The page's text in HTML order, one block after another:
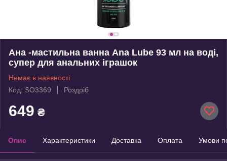
Ана -мастильна ванна Ana Lube 93 мл на воді,
супер для анальних іграшок
Немає в наявності
Код: SO3369
Роздріб
649 ₴
Опис Характеристики Доставка Оплата Умови